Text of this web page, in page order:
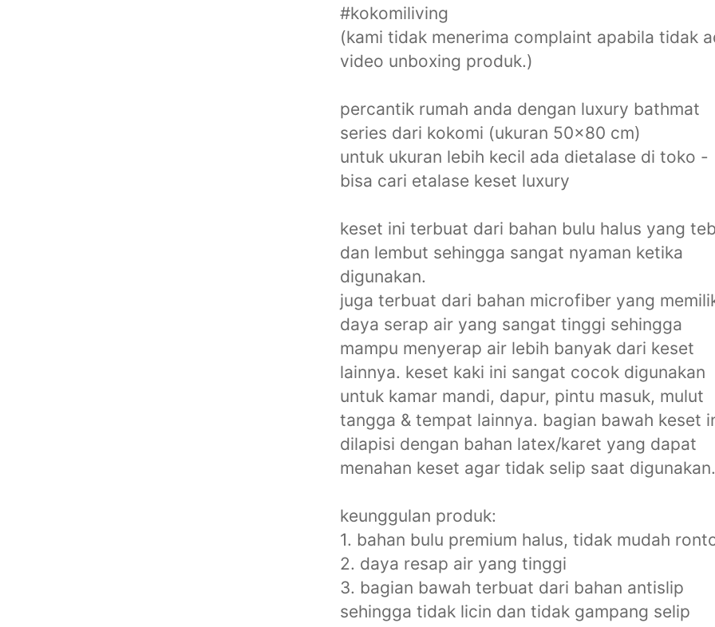
#kokomiliving
(kami tidak menerima complaint apabila tidak
video unboxing produk.)
percantik rumah anda dengan luxury bathmat
series dari kokomi (ukuran 50x80 cm)
untuk ukuran lebih kecil ada dietalase di toko -
bisa cari etalase keset luxury
keset ini terbuat dari bahan bulu halus yang
dan lembut sehingga sangat nyaman ketika
digunakan.
juga terbuat dari bahan microfiber yang
daya serap air yang sangat tinggi sehingga
mampu menyerap air lebih banyak dari keset
lainnya. keset kaki ini sangat cocok digunakan
untuk kamar mandi, dapur, pintu masuk, mulut
tangga & tempat lainnya. bagian bawah keset
dilapisi dengan bahan latex/karet yang dapat
menahan keset agar tidak selip saat digunakan.
keunggulan produk:
1. bahan bulu premium halus, tidak mudah
2. daya resap air yang tinggi
3. bagian bawah terbuat dari bahan antislip
sehingga tidak licin dan tidak gampang selip